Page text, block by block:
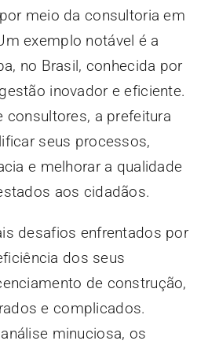
meio da consultoria em
exemplo notável é a
no Brasil, conhecida por
inovador e eficiente.
consultores, a prefeitura
seus processos,
e melhorar a qualidade
aos cidadãos.
desafios enfrentados por
dos seus
de construção,
e complicados.
minuciosa, os